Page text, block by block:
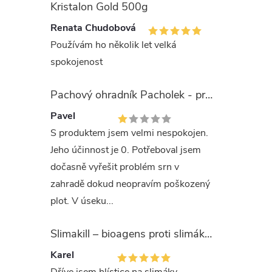
Kristalon Gold 500g
Renata Chudobová
Používám ho několik let velká
spokojenost
Pachový ohradník Pacholek - proti vysoké zvěři
Pavel
S produktem jsem velmi nespokojen.
Jeho účinnost je 0. Potřeboval jsem
dočasně vyřešit problém srn v
zahradě dokud neopravím poškozený
plot. V úseku...
Slimakill – bioagens proti slimákům (12 mil.)
Karel
před